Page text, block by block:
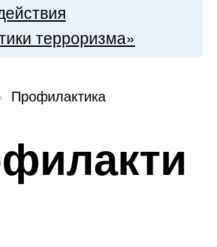
терроризма»
Профилактика